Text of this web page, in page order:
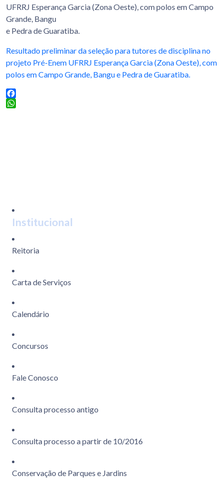
UFRRJ Esperança Garcia (Zona Oeste), com polos em Campo
Grande, Bangu
e Pedra de Guaratiba.
Resultado preliminar da seleção para tutores de disciplina no
projeto Pré-Enem UFRRJ Esperança Garcia (Zona Oeste), com
polos em Campo Grande, Bangu e Pedra de Guaratiba.
Facebook
Institucional
Reitoria
Carta de Serviços
Calendário
Concursos
Fale Conosco
Consulta processo antigo
Consulta processo a partir de 10/2016
Conservação de Parques e Jardins